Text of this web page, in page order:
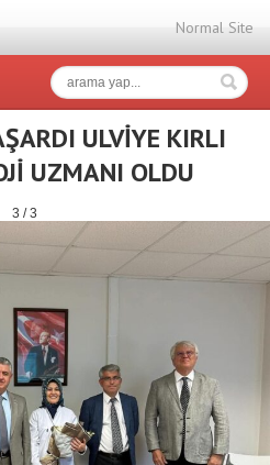
Normal Site
ULVİYE KIRLI
UZMANI OLDU
3 / 3